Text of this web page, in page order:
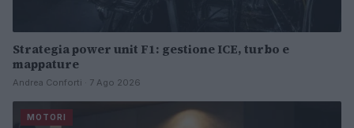
Strategia power unit F1: gestione ICE, turbo e
mappature
Andrea Conforti · 7 Ago 2026
MOTORI